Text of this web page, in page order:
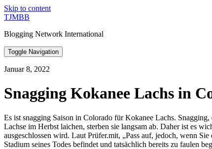
Skip to content
TJMBB
Blogging Network International
Toggle Navigation
Januar 8, 2022
Snagging Kokanee Lachs in
Es ist snagging Saison in Colorado für Kokanee Lachs.
Lachse im Herbst laichen, sterben sie langsam ab. Daher ist es
ausgeschlossen wird. Laut Prüfer.mit, „Pass auf, jedoch, wenn
Stadium seines Todes befindet und tatsächlich bereits zu faulen